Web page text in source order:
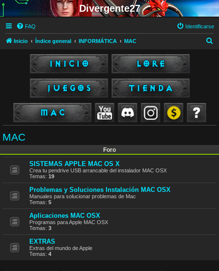
Divergente27
FAQ Identificarse
Inicio Índice general INFORMÁTICA MAC
MAC
Foro
SISTEMAS APPLE MAC OS X
Crea tu pendrive USB arrancable del instalador MAC OSX
Temas: 19
Problemas y Soluciones Instalación MAC OSX
Manuales para solucionar problemas de Mac
Temas: 5
Aplicaciones MAC OSX
Programas para Apple MAC OSX
Temas: 3
EXTRAS
Extras del mundo de Apple
Temas: 4